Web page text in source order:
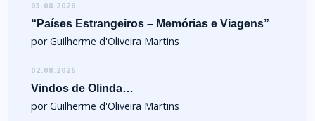
03.08.2026
“Países Estrangeiros – Memórias e Viagens”
por Guilherme d'Oliveira Martins
02.08.2026
Vindos de Olinda…
por Guilherme d'Oliveira Martins